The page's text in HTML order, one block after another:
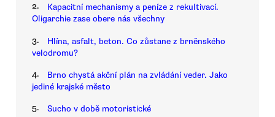
2.
Kapacitní mechanismy a peníze z rekultivací.
Oligarchie zase obere nás všechny
3.
Hlína, asfalt, beton. Co zůstane z brněnského
velodromu?
4.
Brno chystá akční plán na zvládání veder. Jako
jediné krajské město
5. Sucho v době motoristické